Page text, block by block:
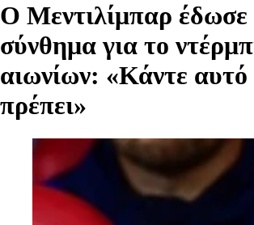
Ο Μεντιλίμπαρ έδωσε
σύνθημα για το
αιωνίων: «Κάντε αυτό
πρέπει»